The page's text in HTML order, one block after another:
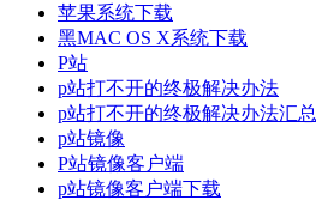
苹果系统下载
黑MAC OS X系统下载
P站
p站打不开的终极解决办法
p站打不开的终极解决办法汇总
p站镜像
P站镜像客户端
p站镜像客户端下载